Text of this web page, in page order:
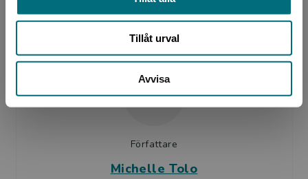
Tillåt urval
Avvisa
utbildad vid The Animation Workshop i
Danmark och har bland an...
Författare
Michelle Tolo